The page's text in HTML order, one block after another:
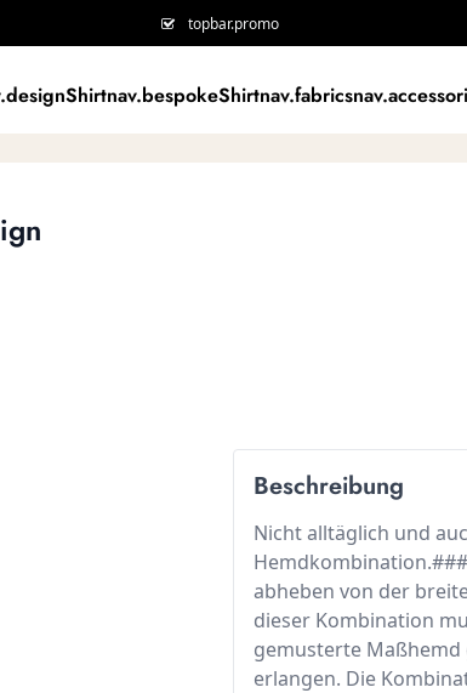
topbar.promo
nav.bespokeShirtnav.fabrics
Beschreibung
Nicht alltäglich und
abheben von der
dieser Kombination
gemusterte
erlangen. Die